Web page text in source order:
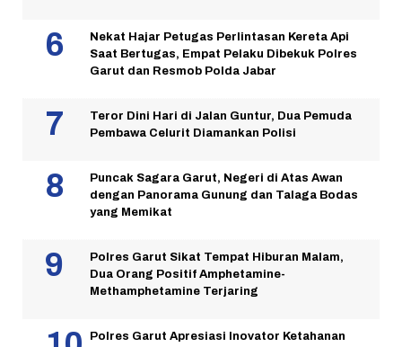
Nekat Hajar Petugas Perlintasan Kereta Api
Saat Bertugas, Empat Pelaku Dibekuk Polres
Garut dan Resmob Polda Jabar
Teror Dini Hari di Jalan Guntur, Dua Pemuda
Pembawa Celurit Diamankan Polisi
Puncak Sagara Garut, Negeri di Atas Awan
dengan Panorama Gunung dan Talaga Bodas
yang Memikat
Polres Garut Sikat Tempat Hiburan Malam,
Dua Orang Positif Amphetamine-
Methamphetamine Terjaring
Polres Garut Apresiasi Inovator Ketahanan